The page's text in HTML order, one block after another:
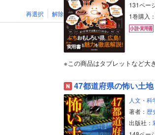
再選択 解除
実用書
131ペー
1巻購入
※この商品はタブレットなど大
47都道府県の怖い土地
人文・科
著者： 歴
出版社：